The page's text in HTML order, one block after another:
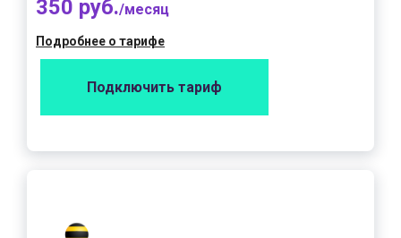
350 руб./месяц
Подробнее о тарифе
Подключить тариф